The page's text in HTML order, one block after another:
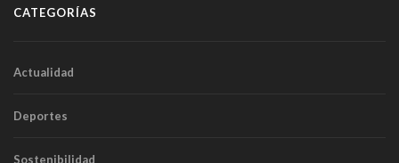
CATEGORÍAS
Actualidad
Deportes
Sostenibilidad